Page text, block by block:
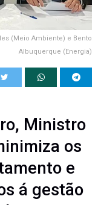
(Meio Ambiente) e Bento
Albuquerque (Energia)
Ministro
os
e
á gestão